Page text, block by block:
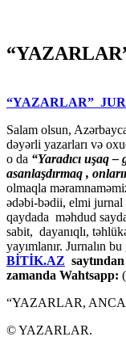
“YAZARLAR”
Salam olsun,
dəyərli yazarları və
o da “Yaradıcı uşaq –
asanlaşdırmaq ,
olmaqla
ədəbi-bədii, elmi jurnal
qaydada məhdud
sabit, dayanıqlı,
yayımlanır. Jurnalın
BİTİK.AZ
zamanda Wahtsapp:
“YAZARLAR,
© YAZARLAR.